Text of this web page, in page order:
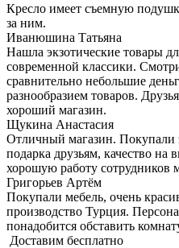
Кресло имеет съемную
за ним.
Иванюшина Татьяна
Нашла экзотические товары
современной классики.
сравнительно небольшие
разнообразием товаров.
хороший магазин.
Щукина Анастасия
Отличный магазин. Покупали
подарка друзьям, качество на
хорошую работу сотрудников
Григорьев Артём
Покупали мебель, очень
производство Турция.
понадобится обставить
Доставим бесплатно